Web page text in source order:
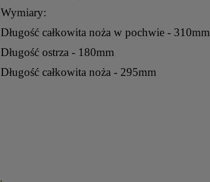
Wymiary:
Długość całkowita noża w pochwie - 310mm
Długość ostrza - 180mm
Długość całkowita noża - 295mm